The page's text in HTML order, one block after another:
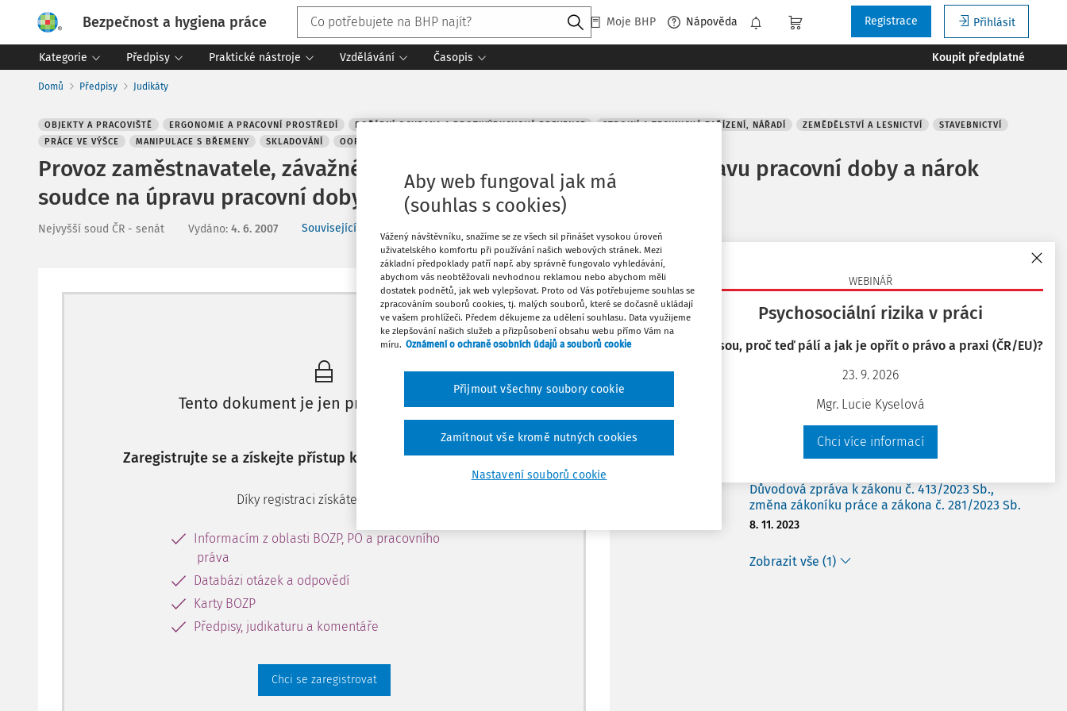
Bezpečnost a hygiena práce Moje BHP Nápověda Přihlásit
Registrace
Kategorie Předpisy Praktické nástroje Vzdělávání Časopis Koupit předplatné
WEBINÁŘ
Psychosociální rizika v práci
Co jsou, proč teď pálí a jak je opřít o právo a praxi (ČR/EU)?
23. 9. 2026
Mgr. Lucie Kyselová
Chci více informací
Domů Předpisy Judikáty
OBJEKTY A PRACOVIŠTĚ ERGONOMIE A PRACOVNÍ PROSTŘEDÍ POŽÁRNÍ OCHRANA A PROTIVÝBUCHOVÁ PREVENCE STROJNÍ A TECHNICKÁ ZAŘÍZENÍ, NÁŘADÍ ZEMĚDĚLSTVÍ A LESNICTVÍ
STAVEBNICTVÍ
PRÁCE VE VÝŠCE
MANIPULACE S BŘEMENY SKLADOVÁNÍ OOPP
Provoz zaměstnavatele, závažné provozní důvody neumožňující úpravu pracovní doby a nárok
soudce na úpravu pracovní doby (§156/2, § 270/1, § 270/2)
Nejvyšší soud ČR - senát Vydáno: 4. 6. 2007 Související dokumenty (4)
Máte předplatné? Přihlaste se
Tento dokument je jen pro předplatitele
Zaregistrujte se a získejte přístup k obsahu na 14 dní zdarma
Díky registraci získáte přístup k:
Informacím z oblasti BOZP, PO a pracovního
práva
Databázi otázek a odpovědí
Karty BOZP
Předpisy, judikaturu a komentáře
Chci se zaregistrovat
Oblíbené
Související dokumenty
Související důvodové zprávy
Důvodová zpráva k zákonu č. 262/2006 Sb.,
Důvodová zpráva k zákonu č. 230/2024 Sb.,
změna zákoníku práce a některých dalších
Důvodová zpráva k zákonu č. 413/2023 Sb.,
změna zákoníku práce a zákona č. 281/2023 Sb.
8. 11. 2023
Zobrazit vše (1)
Aby web fungoval jak má
(souhlas s cookies)
Vážený návštěvníku, snažíme se ze všech sil přinášet vysokou úroveň
uživatelského komfortu při používání našich webových stránek. Mezi
základní předpoklady patří např. aby správně fungovalo vyhledávání,
abychom vás neobtěžovali nevhodnou reklamou nebo abychom měli
dostatek podnětů, jak web vylepšovat. Proto od Vás potřebujeme souhlas se
zpracováním souborů cookies, tj. malých souborů, které se dočasně ukládají
ve vašem prohlížeči. Předem děkujeme za udělení souhlasu. Data využijeme
ke zlepšování našich služeb a přizpůsobení obsahu webu přímo Vám na
míru. Oznámení o ochraně osobních údajů a souborů cookie
Nastavení souborů cookie
Zamítnout vše kromě nutných cookies
Přijmout všechny soubory cookie